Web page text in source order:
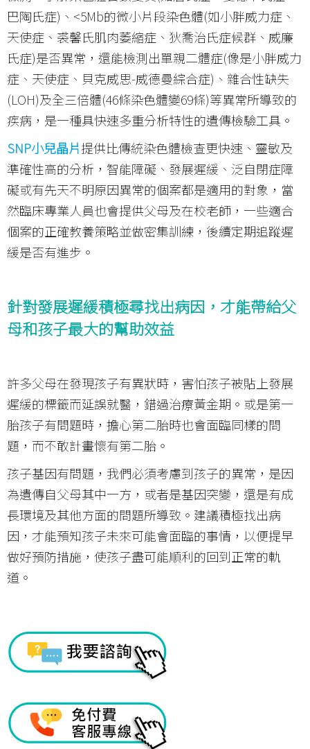
巴陶氏症)、<5Mb的微小片段染色體(如小胖威力症、
天使症、裘馨氏肌肉萎縮症、狄喬治氏症候群、威廉
氏症)是否異常，還能檢測出單親二體症(像是小胖威力
症、天使症、貝克威思-威德曼綜合症)、雜合性缺失
(LOH)及全三倍體(46條染色體變69條)等異常所導致的
疾病，是一種具快速多重分析特性的遺傳檢驗工具。
SNP小兒晶片提供比傳統染色體檢查更快速、靈敏及
準確性高的分析，智能障礙、發展遲緩、泛自閉症障
礙或有先天不明原因異常的個案都是適用的對象，當
然臨床專業人員也會提供父母及在校老師，一些適合
個案的正確教養策略並做密集訓練，後續定期追蹤遲
緩是否有進步。
針對發展遲緩積極尋找出病因，才能帶給父
母和孩子最大的幫助效益
許多父母在發現孩子有異狀時，害怕孩子被貼上發展
遲緩的標籤而延誤就醫，錯過治療黃金期。或是第一
胎孩子有問題時，擔心第二胎時也會面臨同樣的問
題，而不敢計畫懷有第二胎。
孩子基因有問題，我們必須考慮到孩子的異常，是因
為遺傳自父母其中一方，或者是基因突變，還是有成
長環境及其他方面的問題所導致。建議積極找出病
因，才能預知孩子未來可能會面臨的事情，以便提早
做好預防措施，使孩子盡可能順利的回到正常的軌
道。